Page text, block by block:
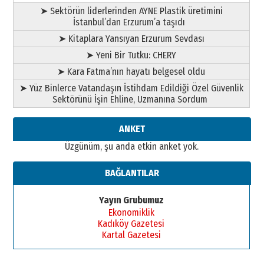
➤ Sektörün liderlerinden AYNE Plastik üretimini
İstanbul’dan Erzurum’a taşıdı
➤ Kitaplara Yansıyan Erzurum Sevdası
➤ Yeni Bir Tutku: CHERY
➤ Kara Fatma’nın hayatı belgesel oldu
➤ Yüz Binlerce Vatandaşın İstihdam Edildiği Özel Güvenlik
Sektörünü İşin Ehline, Uzmanına Sordum
ANKET
Üzgünüm, şu anda etkin anket yok.
BAĞLANTILAR
Yayın Grubumuz
Ekonomiklik
Kadıköy Gazetesi
Kartal Gazetesi